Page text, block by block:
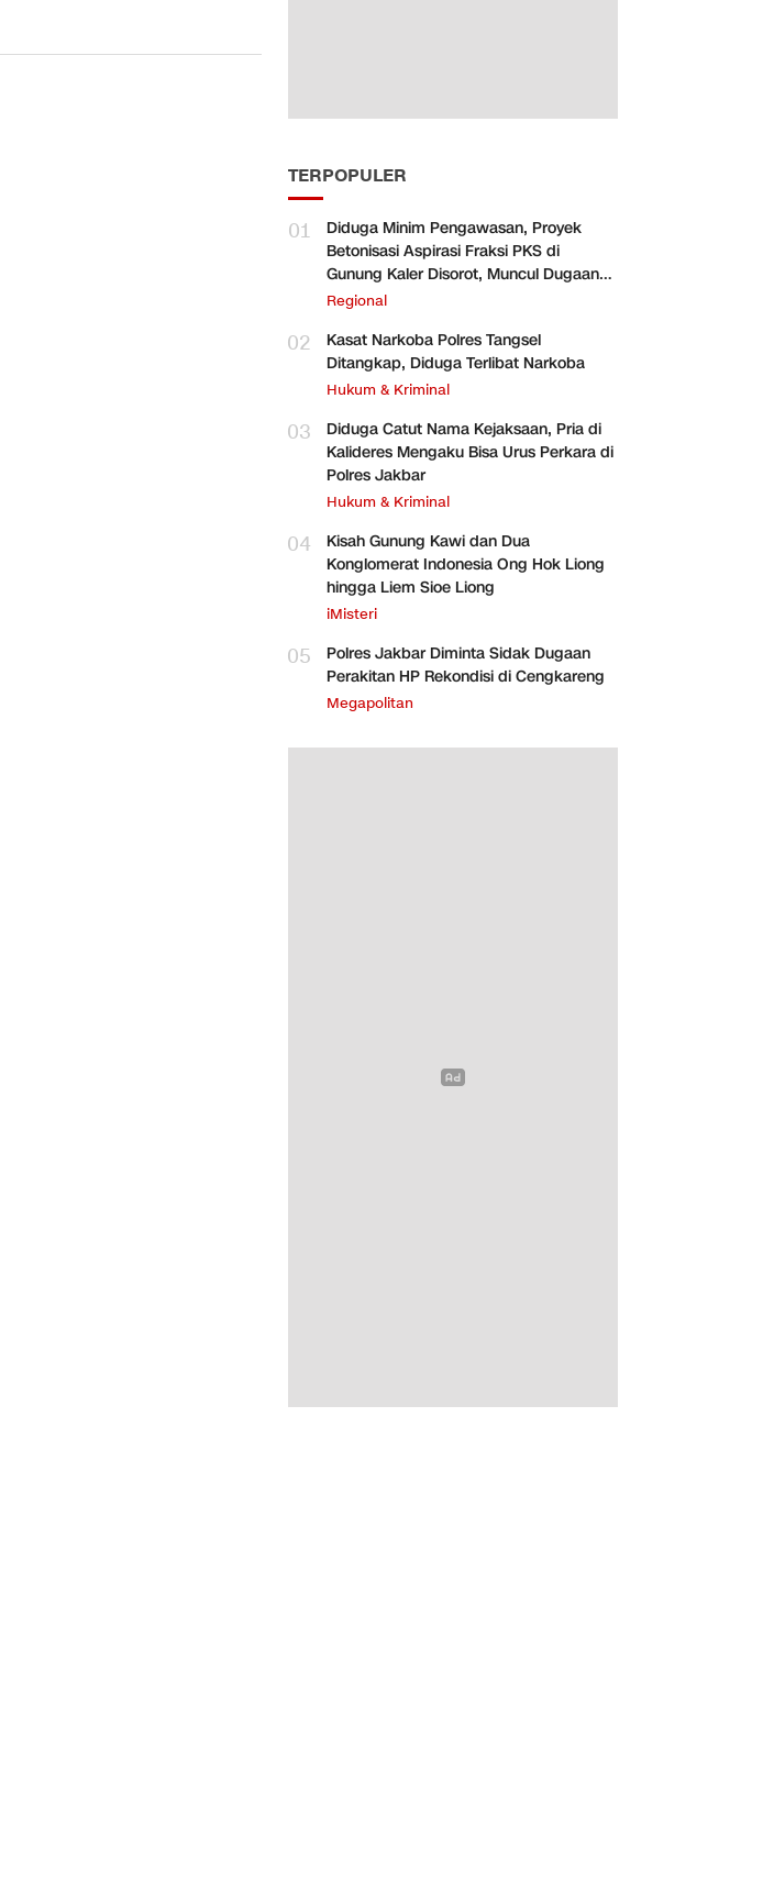
TERPOPULER
01
Diduga Minim Pengawasan, Proyek
Betonisasi Aspirasi Fraksi PKS di
Gunung Kaler Disorot, Muncul Dugaan
Pengurangan Volume
Regional
02
Kasat Narkoba Polres Tangsel
Ditangkap, Diduga Terlibat Narkoba
Hukum & Kriminal
03
Diduga Catut Nama Kejaksaan, Pria di
Kalideres Mengaku Bisa Urus Perkara di
Polres Jakbar
Hukum & Kriminal
04
Kisah Gunung Kawi dan Dua
Konglomerat Indonesia Ong Hok Liong
hingga Liem Sioe Liong
iMisteri
05
Polres Jakbar Diminta Sidak Dugaan
Perakitan HP Rekondisi di Cengkareng
Megapolitan